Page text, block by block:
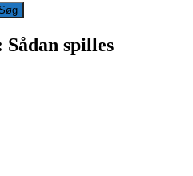
spilles